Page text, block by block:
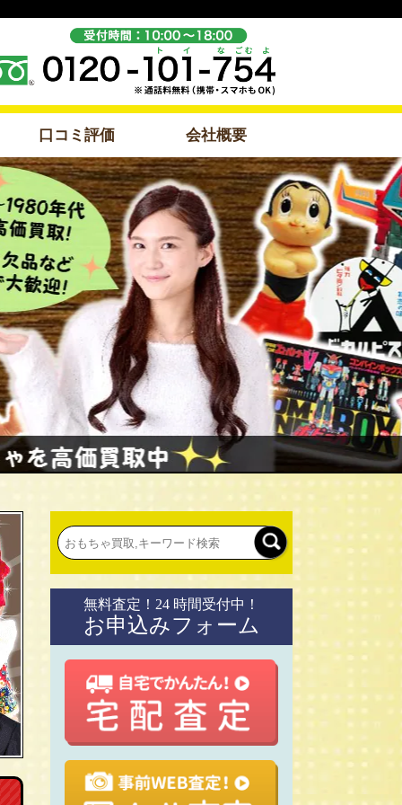
口コミ評価 会社概要
無料査定！24 時間受付中！
お申込みフォーム